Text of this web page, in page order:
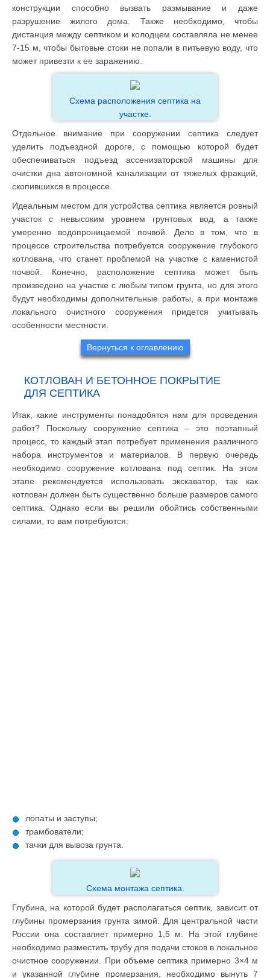
конструкции способно вызвать размывание и даже
разрушение жилого дома. Также необходимо, чтобы
дистанция между септиком и колодцем составляла не менее
7-15 м, чтобы бытовые стоки не попали в питьевую воду, что
может привезти к ее заражению.
Схема расположения септика на
участке.
Отдельное внимание при сооружении септика следует
уделить подъездной дороге, с помощью которой будет
обеспечиваться подъезд ассенизаторской машины для
очистки дна автономной канализации от тяжелых фракций,
скопившихся в процессе.
Идеальным местом для устройства септика является ровный
участок с невысоким уровнем грунтовых вод, а также
умеренно водопроницаемой почвой. Дело в том, что в
процессе строительства потребуется сооружение глубокого
котлована, что станет проблемой на участке с каменистой
почвой. Конечно, расположение септика может быть
произведено на участке с любым типом грунта, но для этого
будут необходимы дополнительные работы, а при монтаже
локального очистного сооружения придется учитывать
особенности местности.
Вернуться к оглавлению
КОТЛОВАН И БЕТОННОЕ ПОКРЫТИЕ
ДЛЯ СЕПТИКА
Итак, какие инструменты понадобятся нам для проведения
работ? Поскольку сооружение септика – это поэтапный
процесс, то каждый этап потребует применения различного
набора инструментов и материалов. В первую очередь
необходимо сооружение котлована под септик. На этом
этапе рекомендуется использовать экскаватор, так как
котлован должен быть существенно больше размеров самого
септика. Однако если вы решили обойтись собственными
силами, то вам потребуются:
лопаты и заступы;
трамбователи;
тачки для вывоза грунта.
Схема монтажа септика.
Глубина, на которой будет располагаться септик, зависит от
глубины промерзания грунта зимой. Для центральной части
России она составляет примерно 1,5 м. На этой глубине
необходимо разместить трубу для подачи стоков в локальное
очистное сооружении. При объеме септика примерно 3×4 м
и указанной глубине промерзания, необходимо вынуть 7